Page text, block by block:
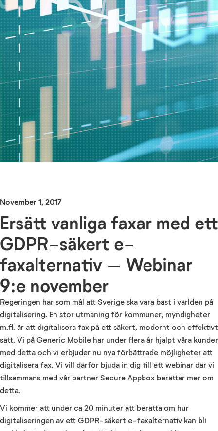
November 1, 2017
Ersätt vanliga faxar med ett
GDPR-säkert e-
faxalternativ – Webinar
9:e november
Regeringen har som mål att Sverige ska vara bäst i världen på
digitalisering. En stor utmaning för kommuner, myndigheter
m.fl. är att digitalisera fax på ett säkert, modernt och effektivt
sätt. Vi på Generic Mobile har under flera år hjälpt våra kunder
med detta och vi erbjuder nu nya förbättrade möjligheter att
digitalisera fax. Vi vill därför bjuda in dig till ett webinar där vi
tillsammans med vår partner Secure Appbox berättar mer om
detta.
Vi kommer att under ca 20 minuter att berätta om hur
digitaliseringen av ett GDPR-säkert e-faxalternativ kan bli